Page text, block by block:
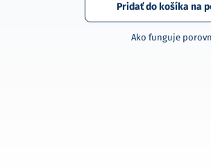
Pridať do košíka na
Ako funguje